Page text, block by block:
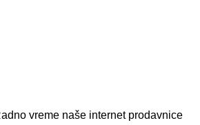
vreme naše internet prodavnice